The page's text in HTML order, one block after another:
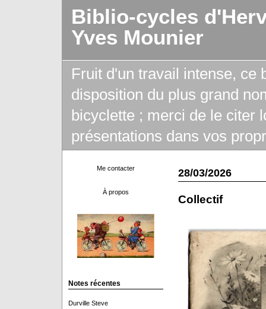
Biblio-cycles
Yves Mounier
Fruit d'un travail intense, ce
disposition du plus grand
bicyclette ; merci de le citer
présentations dans vos
Me contacter
À propos
Notes récentes
Durville Steve
28/03/2026
Collectif